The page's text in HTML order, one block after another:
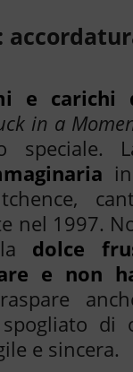
e carichi
in a
nel 1997.
dolce
e non
e sincera.